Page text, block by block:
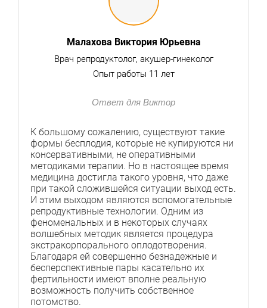
Малахова Виктория Юрьевна
Врач репродуктолог, акушер-гинеколог
Опыт работы 11 лет
Ответ для Виктор
К большому сожалению, существуют такие
формы бесплодия, которые не купируются ни
консервативными, не оперативными
методиками терапии. Но в настоящее время
медицина достигла такого уровня, что даже
при такой сложившейся ситуации выход есть.
И этим выходом являются вспомогательные
репродуктивные технологии. Одним из
феноменальных и в некоторых случаях
волшебных методик является процедура
экстракорпорального оплодотворения.
Благодаря ей совершенно безнадежные и
бесперспективные пары касательно их
фертильности имеют вполне реальную
возможность получить собственное
потомство.